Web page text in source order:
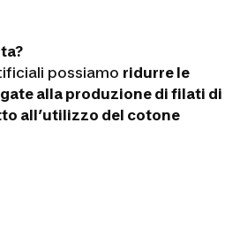
possiamo ridurre le
alla produzione di filati di
all’utilizzo del cotone